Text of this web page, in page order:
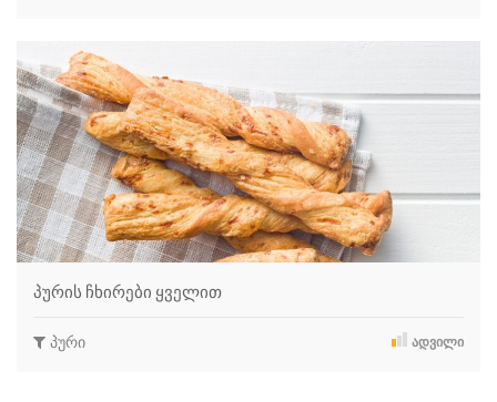
პურის ჩხირები ყველით
პური ᲐᲓᲕᲘᲚᲘ